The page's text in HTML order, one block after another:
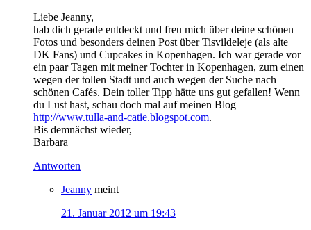
Liebe Jeanny,
hab dich gerade entdeckt und freu mich über deine schönen
Fotos und besonders deinen Post über Tisvildeleje (als alte
DK Fans) und Cupcakes in Kopenhagen. Ich war gerade vor
ein paar Tagen mit meiner Tochter in Kopenhagen, zum einen
wegen der tollen Stadt und auch wegen der Suche nach
schönen Cafés. Dein toller Tipp hätte uns gut gefallen! Wenn
du Lust hast, schau doch mal auf meinen Blog
http://www.tulla-and-catie.blogspot.com.
Bis demnächst wieder,
Barbara
Antworten
Jeanny meint
21. Januar 2012 um 19:43